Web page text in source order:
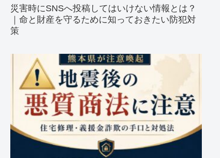
災害時にSNSへ投稿してはいけない情報とは？
｜命と財産を守るために知っておきたい防犯対
策